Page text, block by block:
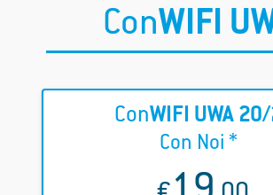
ConWIFI
ConWIFI UWA
Con Noi *